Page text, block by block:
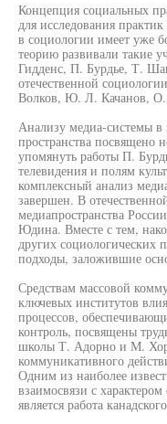
Концепция социальных
для исследования
в социологии имеет уже
теорию развивали такие
Гидденс, П. Бурдье, Т.
отечественной
Волков, Ю. Л. Качанов,
Анализу медиа-системы в
пространства посвящено
упомянуть работы П.
телевидения и полям
комплексный анализ
завершен. В
медиапространства
Юдина. Вместе с тем,
других социологических
подходы, заложившие
Средствам массовой
ключевых институтов
процессов,
контроль, посвящены
школы Т. Адорно и М.
коммуникативного
Одним из наиболее
взаимосвязи с
является работа